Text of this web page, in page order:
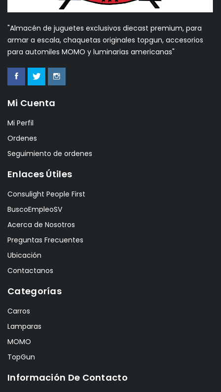
"Almacén de juguetes exclusivos diecast premium, para
armar a escala, chaquetas originales topgun, accesorios
para automiles MOMO y luminarias americanas"
Mi Cuenta
Mi Perfil
Ordenes
Seguimiento de ordenes
Enlaces Útiles
Consulight People First
BuscoEmpleoSV
Acerca de Nosotros
Preguntas Frecuentes
Ubicación
Contactanos
Categorías
Carros
Lamparas
MOMO
TopGun
Información De Contacto